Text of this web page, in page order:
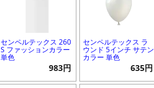
センペルテックス 260
S ファッションカラー
単色
983円
センペルテックス ラ
ウンド 5インチ サテン
カラー 単色
635円